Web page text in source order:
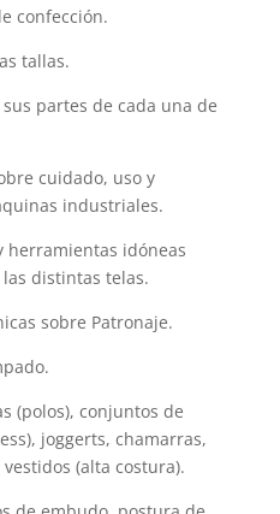
confección.
tallas.
partes de cada una de
cuidado, uso y
industriales.
herramientas idóneas
distintas telas.
sobre Patronaje.
(polos), conjuntos de
joggerts, chamarras,
(alta costura).